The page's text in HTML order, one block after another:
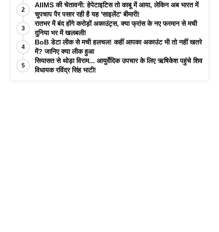
2
AIIMS की चेतावनी: हेपेटाइटिस तो काबू में आया, लेकिन अब भारत में
चुपचाप पैर पसार रही है यह 'साइलेंट' बीमारी!
3
रातभर में बंद होंगे करोड़ों अकाउंट्स, क्या फ्रांस के नए फरमान से मची
दुनिया भर में खलबली!
4
BoB डेटा लीक से मची हलचल! कहीं आपका अकाउंट भी तो नहीं खतरे
में? जानिए क्या लीक हुआ
5
सियासत से थोड़ा विराम... आयुर्वेदिक उपचार के लिए ऋषिकेश पहुंचे शिव
विधायक रविंद्र सिंह भाटी!